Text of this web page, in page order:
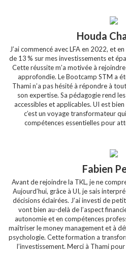
Houda
J’ai commencé avec LFA en 2022, et
de 13 % sur mes investissements et
Cette réussite m’a motivée à
approfondie. Le Bootcamp STM a
Thami n’a pas hésité à répondre à
son expertise. Sa pédagogie rend
accessibles et applicables. UI est
c’est un voyage transformateur
compétences essentielles pour
Fabien
Avant de rejoindre la TKL, je ne
Aujourd’hui, grâce à UI, je sais
décisions éclairées. J’ai investi de
vont bien au-delà de l’aspect
autonomie et en compétences
maîtriser le money management et à
psychologie. Cette formation a
l’investissement. Merci à Thami